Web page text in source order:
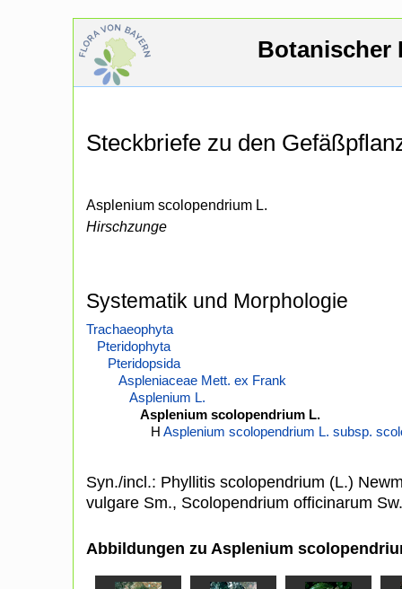
Botanischer
Steckbriefe zu den
Asplenium scolopendrium L.
Hirschzunge
Systematik und Morphologie
Trachaeophyta
Pteridophyta
Pteridopsida
Aspleniaceae Mett. ex Frank
Asplenium L.
Asplenium scolopendrium L.
H Asplenium scolopendrium L. subsp.
Syn./incl.: Phyllitis scolopendrium (L.)
vulgare Sm., Scolopendrium officinarum Sw.
Abbildungen zu Asplenium